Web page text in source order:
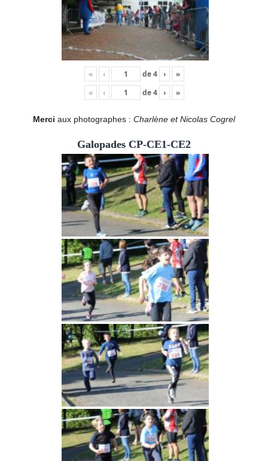
« ‹ de4 ›
»
«
‹ de4 › »
Merci aux photographes : Charlène et Nicolas Cogrel
Galopades CP-CE1-CE2